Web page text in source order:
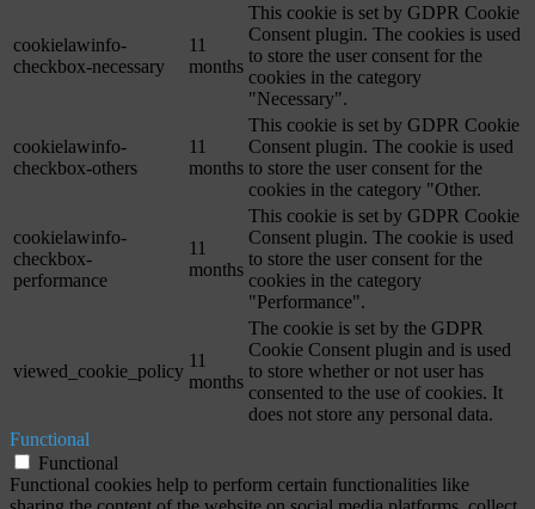
cookielawinfo-
checkbox-necessary
11
months
This cookie is set by GDPR Cookie
Consent plugin. The cookies is used
to store the user consent for the
cookies in the category
"Necessary".
cookielawinfo-
checkbox-others
11
months
This cookie is set by GDPR Cookie
Consent plugin. The cookie is used
to store the user consent for the
cookies in the category "Other.
cookielawinfo-
checkbox-
performance
11
months
This cookie is set by GDPR Cookie
Consent plugin. The cookie is used
to store the user consent for the
cookies in the category
"Performance".
viewed_cookie_policy
11
months
The cookie is set by the GDPR
Cookie Consent plugin and is used
to store whether or not user has
consented to the use of cookies. It
does not store any personal data.
Functional
Functional
Functional cookies help to perform certain functionalities like